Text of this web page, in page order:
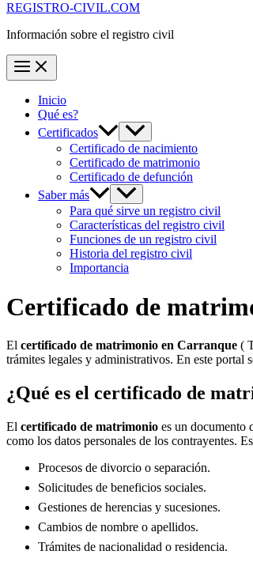
REGISTRO-CIVIL.COM
Información sobre el registro civil
Inicio
Qué es?
Certificados
Certificado de nacimiento
Certificado de matrimonio
Certificado de defunción
Saber más
Para qué sirve un registro civil
Características del registro civil
Funciones de un registro civil
Historia del registro civil
Importancia
Certificado de
El certificado de matrimonio en Carranque (
trámites legales y administrativos. En este
¿Qué es el certificado de
El certificado de matrimonio es un documento
como los datos personales de los contrayentes.
Procesos de divorcio o separación.
Solicitudes de beneficios sociales.
Gestiones de herencias y sucesiones.
Cambios de nombre o apellidos.
Trámites de nacionalidad o residencia.